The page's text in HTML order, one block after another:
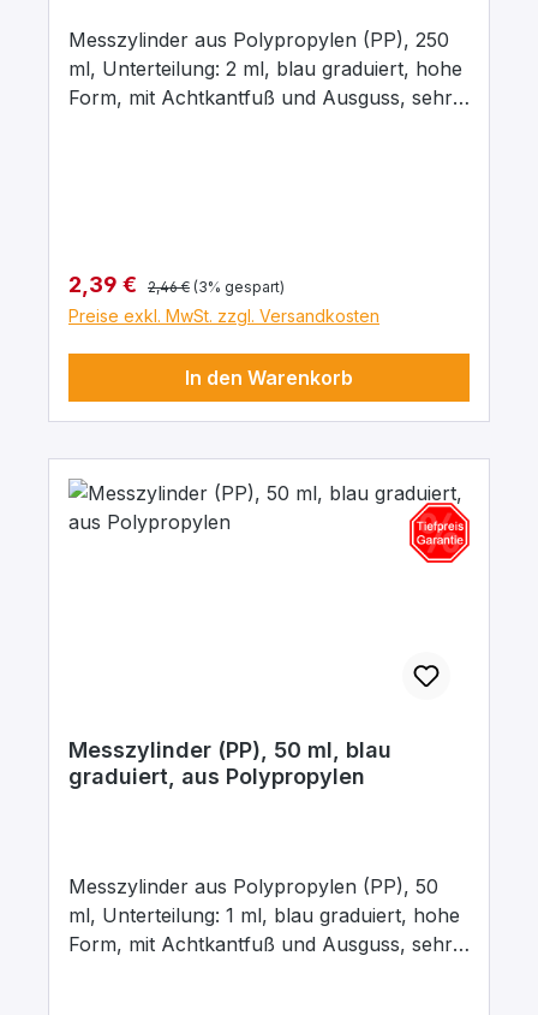
Messzylinder aus Polypropylen (PP), 250
ml, Unterteilung: 2 ml, blau graduiert, hohe
Form, mit Achtkantfuß und Ausguss, sehr
der Toleranzgrenze.
Verkaufspreis:
2,39 € Regulärer Preis:
2,46 € (3% gespart)
Preise exkl. MwSt. zzgl. Versandkosten
In den Warenkorb
Messzylinder (PP), 50 ml, blau
graduiert, aus Polypropylen
Messzylinder aus Polypropylen (PP), 50
ml, Unterteilung: 1 ml, blau graduiert, hohe
Form, mit Achtkantfuß und Ausguss, sehr